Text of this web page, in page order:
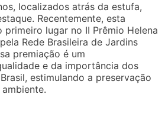
localizados atrás da estufa,
Recentemente, esta
lugar no II Prêmio Helena
Rede Brasileira de Jardins
premiação é um
e da importância dos
estimulando a preservação